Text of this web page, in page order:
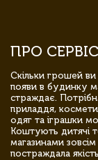
ПРО
Скільки грошей ви
появи в будинку
страждає.
приладдя,
одяг та іграшки
Коштують дитячі
магазинами
постраждала